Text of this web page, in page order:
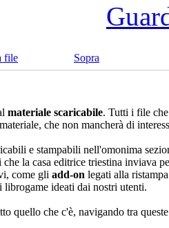
file Sopra
materiale scaricabile. Tutti i file
che non mancherà di
e stampabili nell'omonima
la casa editrice triestina inviava
come gli add-on legati alla
ideati dai nostri utenti.
quello che c'è, navigando tra